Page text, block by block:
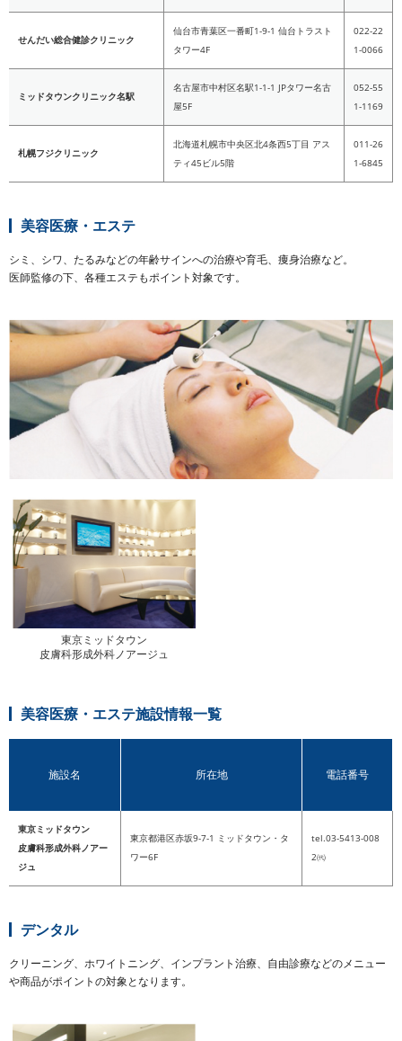
せんだい総合健診クリニック
仙台市青葉区一番町1-9-1 仙台トラスト
タワー4F
022-22
1-0066
ミッドタウンクリニック名駅
名古屋市中村区名駅1-1-1 JPタワー名古
屋5F
052-55
1-1169
札幌フジクリニック
北海道札幌市中央区北4条西5丁目 アス
ティ45ビル5階
011-26
1-6845
美容医療・エステ
シミ、シワ、たるみなどの年齢サインへの治療や育毛、痩身治療など。
医師監修の下、各種エステもポイント対象です。
東京ミッドタウン
皮膚科形成外科ノアージュ
美容医療・エステ施設情報一覧
施設名 所在地 電話番号
東京ミッドタウン
皮膚科形成外科ノアー
ジュ
東京都港区赤坂9-7-1 ミッドタウン・タ
ワー6F
tel.03-5413-008
2㈹
デンタル
クリーニング、ホワイトニング、インプラント治療、自由診療などのメニュー
や商品がポイントの対象となります。